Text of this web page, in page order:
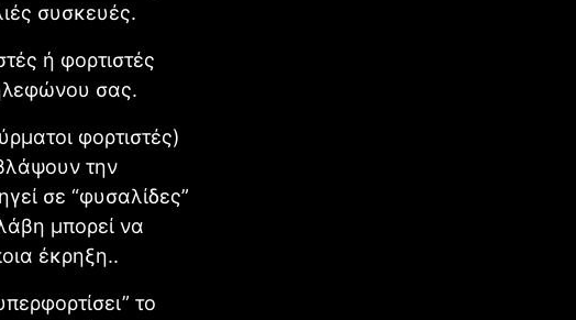
συσκευές.
ή φορτιστές
σας.
φορτιστές)
την
σε “φυσαλίδες”
μπορεί να
έκρηξη..
το